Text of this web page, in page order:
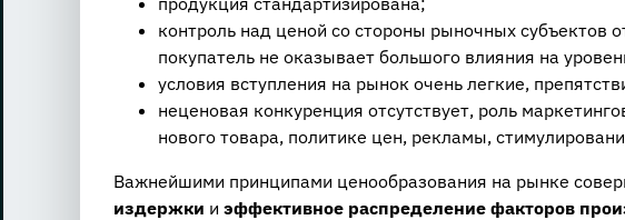
контроль над ценой со стороны рыночных субъектов
покупатель не оказывает большого влияния на
условия вступления на рынок очень легкие,
неценовая конкуренция отсутствует, роль
нового товара, политике цен, рекламы,
Важнейшими принципами ценообразования на рынке
издержки и эффективное распределение факторов